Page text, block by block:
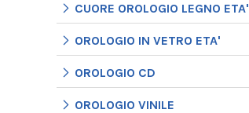
CUORE OROLOGIO LEGNO ETA'
OROLOGIO IN VETRO ETA'
OROLOGIO CD
OROLOGIO VINILE